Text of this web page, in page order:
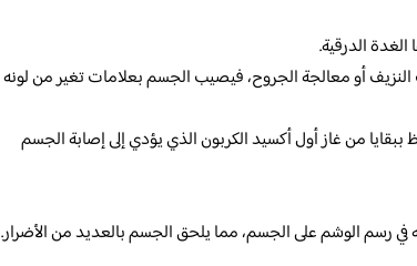
الغدة الدرقية.
أو معالجة الجروح، فيصيب الجسم بعلامات تغير من لونه
من غاز أول أكسيد الكربون الذي يؤدي إلى إصابة الجسم
رسم الوشم على الجسم، مما يلحق الجسم بالعديد من الأضرار.